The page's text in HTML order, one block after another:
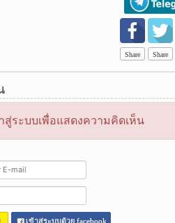
Share Share
สู่ระบบเพื่อแสดงความคิดเห็น
เข้าสู่ระบบด้วย facebook